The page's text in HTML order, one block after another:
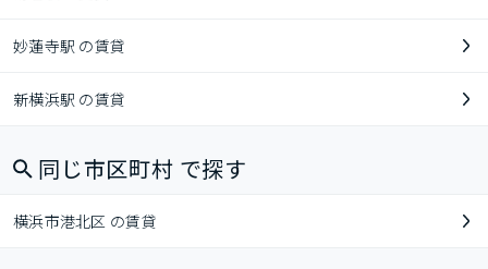
妙蓮寺駅 の賃貸
新横浜駅 の賃貸
同じ市区町村 で探す
横浜市港北区 の賃貸